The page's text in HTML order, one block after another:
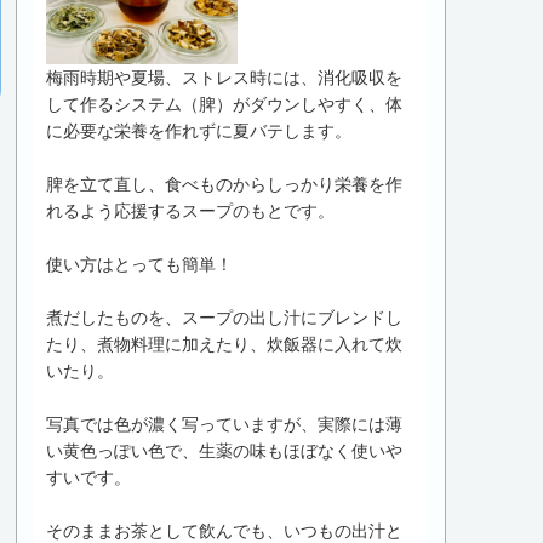
梅雨時期や夏場、ストレス時には、消化吸収を
して作るシステム（脾）がダウンしやすく、体
に必要な栄養を作れずに夏バテします。
脾を立て直し、食べものからしっかり栄養を作
れるよう応援するスープのもとです。
使い方はとっても簡単！
煮だしたものを、スープの出し汁にブレンドし
たり、煮物料理に加えたり、炊飯器に入れて炊
いたり。
写真では色が濃く写っていますが、実際には薄
い黄色っぽい色で、生薬の味もほぼなく使いや
すいです。
そのままお茶として飲んでも、いつもの出汁と